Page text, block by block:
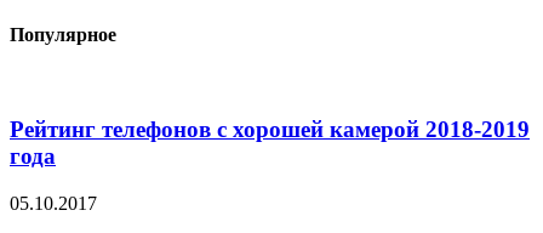
Популярное
Рейтинг телефонов с хорошей камерой 2018-2019
года
05.10.2017